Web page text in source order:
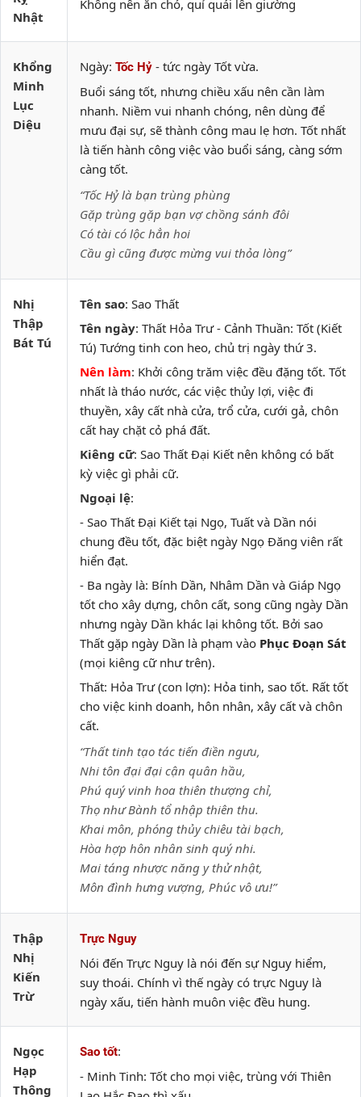
Nhật
Không nên ăn chó, quỉ quái lên giường
Khổng
Minh
Lục
Diệu
Ngày: Tốc Hỷ - tức ngày Tốt vừa.
Buổi sáng tốt, nhưng chiều xấu nên cần làm
nhanh. Niềm vui nhanh chóng, nên dùng để
mưu đại sự, sẽ thành công mau lẹ hơn. Tốt nhất
là tiến hành công việc vào buổi sáng, càng sớm
càng tốt.
“Tốc Hỷ là bạn trùng phùng
Gặp trùng gặp bạn vợ chồng sánh đôi
Có tài có lộc hẳn hoi
Cầu gì cũng được mừng vui thỏa lòng”
Nhị
Thập
Bát Tú
Tên sao: Sao Thất
Tên ngày: Thất Hỏa Trư - Cảnh Thuần: Tốt (Kiết
Tú) Tướng tinh con heo, chủ trị ngày thứ 3.
Nên làm: Khởi công trăm việc đều đặng tốt. Tốt
nhất là tháo nước, các việc thủy lợi, việc đi
thuyền, xây cất nhà cửa, trổ cửa, cưới gả, chôn
cất hay chặt cỏ phá đất.
Kiêng cữ: Sao Thất Đại Kiết nên không có bất
kỳ việc gì phải cữ.
Ngoại lệ:
- Sao Thất Đại Kiết tại Ngọ, Tuất và Dần nói
chung đều tốt, đặc biệt ngày Ngọ Đăng viên rất
hiển đạt.
- Ba ngày là: Bính Dần, Nhâm Dần và Giáp Ngọ
tốt cho xây dựng, chôn cất, song cũng ngày Dần
nhưng ngày Dần khác lại không tốt. Bởi sao
Thất gặp ngày Dần là phạm vào Phục Đoạn Sát
(mọi kiêng cữ như trên).
Thất: Hỏa Trư (con lợn): Hỏa tinh, sao tốt. Rất tốt
cho việc kinh doanh, hôn nhân, xây cất và chôn
cất.
“Thất tinh tạo tác tiến điền ngưu,
Nhi tôn đại đại cận quân hầu,
Phú quý vinh hoa thiên thượng chỉ,
Thọ như Bành tổ nhập thiên thu.
Khai môn, phóng thủy chiêu tài bạch,
Hòa hợp hôn nhân sinh quý nhi.
Mai táng nhược năng y thử nhật,
Môn đình hưng vượng, Phúc vô ưu!”
Thập
Nhị
Kiến
Trừ
Trực Nguy
Nói đến Trực Nguy là nói đến sự Nguy hiểm,
suy thoái. Chính vì thế ngày có trực Nguy là
ngày xấu, tiến hành muôn việc đều hung.
Ngọc
Hạp
Thông
Sao tốt:
- Minh Tinh: Tốt cho mọi việc, trùng với Thiên